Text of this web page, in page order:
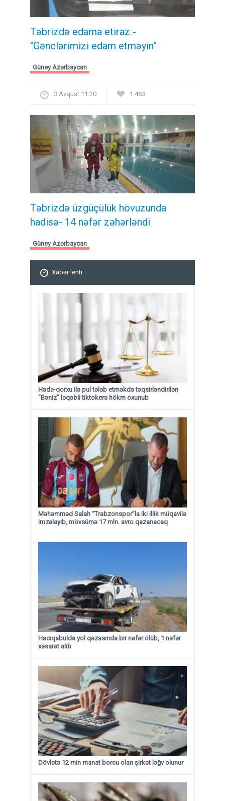
Təbrizdə edama etiraz -
"Gənclərimizi edam etməyin"
Güney Azərbaycan
3 Avqust 11:20 1 463
Təbrizdə üzgüçülük hövuzunda
hadisə- 14 nəfər zəhərləndi
Güney Azərbaycan
Xəbər lenti
Hədə-qorxu ilə pul tələb etməkdə təqsirləndirilən
"Bəniz" ləqəbli tiktokerə hökm oxunub
Məhəmməd Salah “Trabzonspor”la iki illik müqavilə
imzalayıb, mövsümə 17 mln. avro qazanacaq
Hacıqabulda yol qəzasında bir nəfər ölüb, 1 nəfər
xəsarət alıb
Dövlətə 12 min manat borcu olan şirkət ləğv olunur